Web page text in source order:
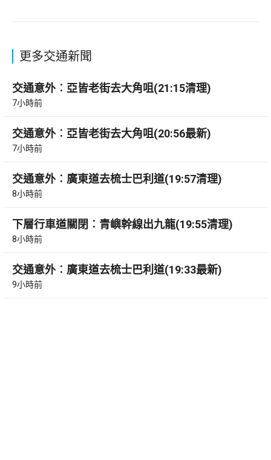
更多交通新聞
交通意外︰亞皆老街去大角咀(21:15清理)
7小時前
交通意外︰亞皆老街去大角咀(20:56最新)
7小時前
交通意外︰廣東道去梳士巴利道(19:57清理)
8小時前
下層行車道關閉︰青嶼幹線出九龍(19:55清理)
8小時前
交通意外︰廣東道去梳士巴利道(19:33最新)
9小時前